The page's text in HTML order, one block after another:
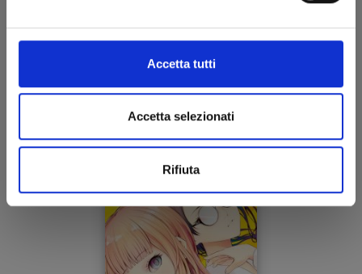
Accetta tutti
Accetta selezionati
Rifiuta
KAGUYA-SAMA: LOVE IS WAR n. 18
05/04/2023
€ 6,50